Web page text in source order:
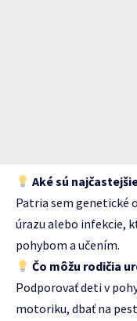
Aké sú
Patria sem genetické
úrazu alebo infekcie,
pohybom a učením.
Čo môžu rodičia
Podporovať deti v
motoriku, dbať na